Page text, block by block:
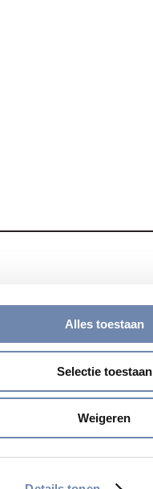
Alles toestaan
Selectie toestaan
Weigeren